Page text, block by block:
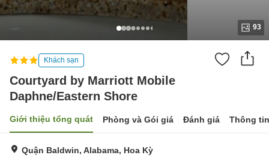
93
Khách sạn
Courtyard by Marriott Mobile
Daphne/Eastern Shore
Giới thiệu tổng quát Phòng và Gói giá Đánh giá Thông
Quận Baldwin, Alabama, Hoa Kỳ